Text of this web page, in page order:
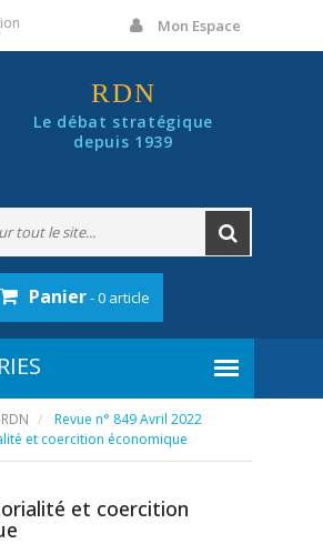
Mon Espace
RDN
Le débat stratégique
depuis 1939
Panier- 0 article
Revue n° 849 Avril 2022
et coercition économique
et coercition